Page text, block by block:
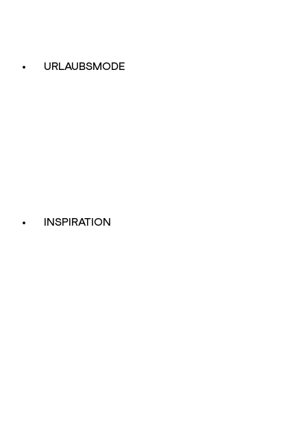
URLAUBSMODE
INSPIRATION